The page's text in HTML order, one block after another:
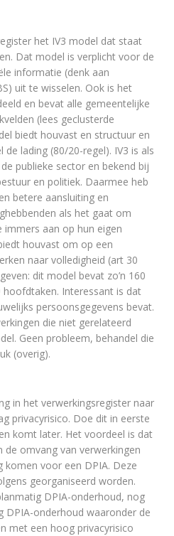
het IV3 model dat staat
Dat model is verplicht voor de
informatie (denk aan
uit te wisselen. Ook is het
en bevat alle gemeentelijke
(lees geclusterde
biedt houvast en structuur en
lading (80/20-regel). IV3 is als
publieke sector en bekend bij
en politiek. Daarmee heb
betere aansluiting en
als het gaat om
immers aan op hun eigen
houvast om op een
naar volledigheid (art 30
dit model bevat zo’n 160
Interessant is dat
persoonsgegevens bevat.
die niet gerelateerd
Geen probleem, behandel die
(overig).
in het verwerkingsregister naar
privacyrisico. Doe dit in eerste
komt later. Het voordeel is dat
omvang van verwerkingen
komen voor een DPIA. Deze
georganiseerd worden.
DPIA-onderhoud, nog
DPIA-onderhoud waaronder de
met een hoog privacyrisico